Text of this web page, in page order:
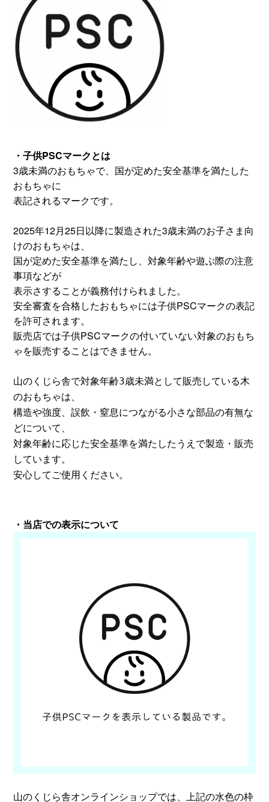
・子供PSCマークとは
3歳未満のおもちゃで、国が定めた安全基準を満たした
おもちゃに
表記されるマークです。
2025年12月25日以降に製造された3歳未満のお子さま向
けのおもちゃは、
国が定めた安全基準を満たし、対象年齢や遊ぶ際の注意
事項などが
表示さすることが義務付けられました。
安全審査を合格したおもちゃには子供PSCマークの表記
を許可されます。
販売店では子供PSCマークの付いていない対象のおもち
ゃを販売することはできません。
山のくじら舎で対象年齢3歳未満として販売している木
のおもちゃは、
構造や強度、誤飲・窒息につながる小さな部品の有無な
どについて、
対象年齢に応じた安全基準を満たしたうえで製造・販売
しています。
安心してご使用ください。
・当店での表示について
山のくじら舎オンラインショップでは、上記の水色の枠